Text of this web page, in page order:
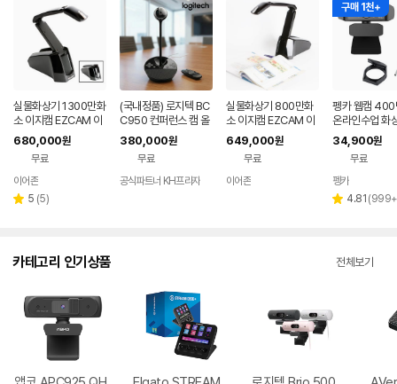
실물화상기 1300만화
소 이지캠 EZCAM 이
어존 EZ-1300I
680,000원
무료
이어존
별 5 리
(5)
(국내정품) 로지텍 BC
C950 컨퍼런스 캠 올
인원 화상회의 카메라
스피커폰 마이크 리모
컨 포함 FHD
380,000원
무료
공식파트너 KH프라자
실물화상기 800만화
소 이지캠 EZCAM 이
어존 EZ-800S
649,000원
무료
이어존
구매 1천+
펭카 웹캠 400
온라인수업 화
캠 컴퓨터카메
북캠 PC캠 화
WEB400
34,900원
무료
페이
펭카
별 4.81 리
(999+
카테고리 인기상품 전체보기